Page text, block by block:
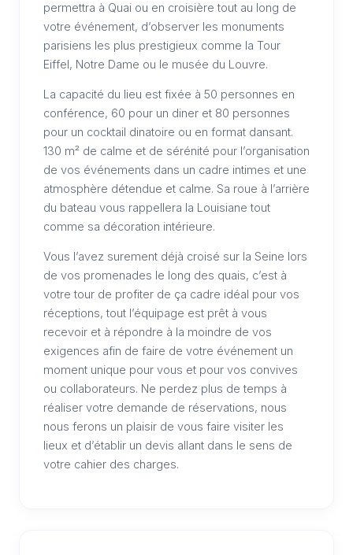
permettra à Quai ou en croisière tout au long de
votre événement, d’observer les monuments
parisiens les plus prestigieux comme la Tour
Eiffel, Notre Dame ou le musée du Louvre.
La capacité du lieu est fixée à 50 personnes en
conférence, 60 pour un diner et 80 personnes
pour un cocktail dinatoire ou en format dansant.
130 m² de calme et de sérénité pour l’organisation
de vos événements dans un cadre intimes et une
atmosphère détendue et calme. Sa roue à l’arrière
du bateau vous rappellera la Louisiane tout
comme sa décoration intérieure.
Vous l’avez surement déjà croisé sur la Seine lors
de vos promenades le long des quais, c’est à
votre tour de profiter de ça cadre idéal pour vos
réceptions, tout l’équipage est prêt à vous
recevoir et à répondre à la moindre de vos
exigences afin de faire de votre événement un
moment unique pour vous et pour vos convives
ou collaborateurs. Ne perdez plus de temps à
réaliser votre demande de réservations, nous
nous ferons un plaisir de vous faire visiter les
lieux et d’établir un devis allant dans le sens de
votre cahier des charges.